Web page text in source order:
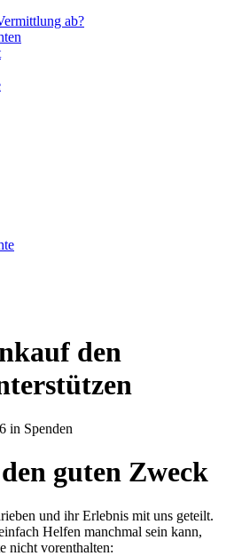
ab?
den
in Spenden
guten Zweck
und ihr Erlebnis mit uns geteilt.
Helfen manchmal sein kann,
nicht vorenthalten: